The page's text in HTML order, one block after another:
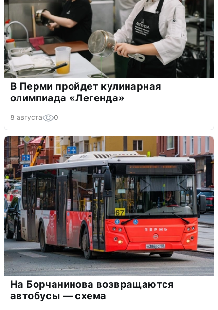
В Перми пройдет кулинарная
олимпиада «Легенда»
8 августа 0
На Борчанинова возвращаются
автобусы — схема